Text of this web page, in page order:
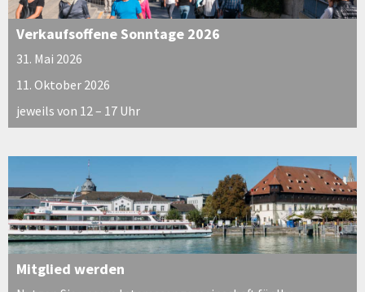
Verkaufsoffene Sonntage 2026
31. Mai 2026
11. Oktober 2026
jeweils von 12 – 17 Uhr
Mitglied werden